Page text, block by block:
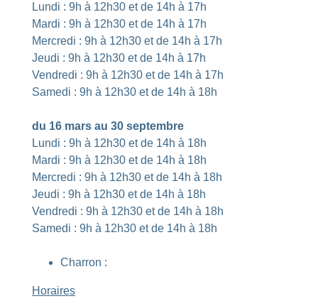
Lundi : 9h à 12h30 et de 14h à 17h
Mardi : 9h à 12h30 et de 14h à 17h
Mercredi : 9h à 12h30 et de 14h à 17h
Jeudi : 9h à 12h30 et de 14h à 17h
Vendredi : 9h à 12h30 et de 14h à 17h
Samedi : 9h à 12h30 et de 14h à 18h
du 16 mars au 30 septembre
Lundi : 9h à 12h30 et de 14h à 18h
Mardi : 9h à 12h30 et de 14h à 18h
Mercredi : 9h à 12h30 et de 14h à 18h
Jeudi : 9h à 12h30 et de 14h à 18h
Vendredi : 9h à 12h30 et de 14h à 18h
Samedi : 9h à 12h30 et de 14h à 18h
Charron :
Horaires